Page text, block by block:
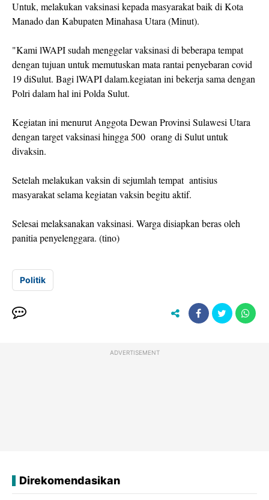
Untuk, melakukan vaksinasi kepada masyarakat baik di Kota
Manado dan Kabupaten Minahasa Utara (Minut).
"Kami lWAPI sudah menggelar vaksinasi di beberapa tempat
dengan tujuan untuk memutuskan mata rantai penyebaran covid
19 diSulut. Bagi lWAPI dalam.kegiatan ini bekerja sama dengan
Polri dalam hal ini Polda Sulut.
Kegiatan ini menurut Anggota Dewan Provinsi Sulawesi Utara
dengan target vaksinasi hingga 500 orang di Sulut untuk
divaksin.
Setelah melakukan vaksin di sejumlah tempat antisius
masyarakat selama kegiatan vaksin begitu aktif.
Selesai melaksanakan vaksinasi. Warga disiapkan beras oleh
panitia penyelenggara. (tino)
Politik
ADVERTISEMENT
Direkomendasikan